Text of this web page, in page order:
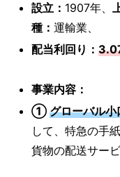
設立： 1907年、
種：運輸業、
配当利回り：
事業内容：
①グローバル
して、特急の手
貨物の配送サー